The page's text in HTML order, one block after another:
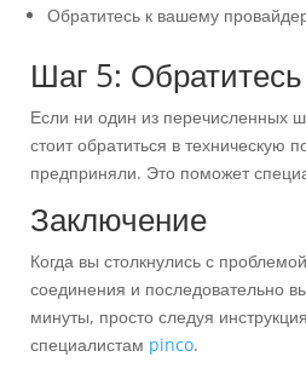
Обратитесь к вашему
Шаг 5:
Если ни один из перечисленных
стоит обратиться в
предприняли. Это поможет
Заключение
Когда вы столкнулись с
соединения и последовательно
минуты, просто следуя
специалистам pinco.